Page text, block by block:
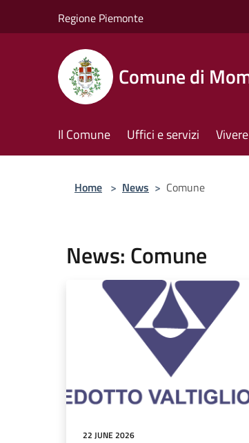
Regione Piemonte
Comune di
Il Comune Uffici e servizi
Home > News > Comune
News: Comune
22 JUNE 2026